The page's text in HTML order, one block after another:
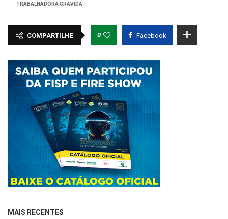
TRABALHADORA GRÁVIDA
COMPARTILHE 0 Facebook
MAIS RECENTES